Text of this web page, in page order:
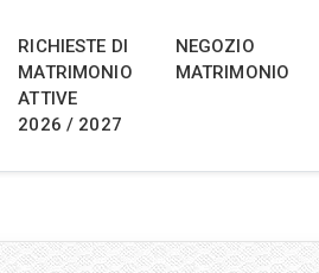
wedding in Slovenia,
2026–2028
RICHIESTE DI
MATRIMONIO
ATTIVE
2026 / 2027
NEGOZIO
MATRIMONIO